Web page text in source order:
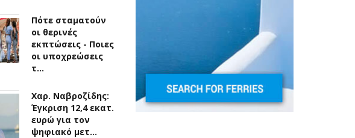
Πότε σταματούν
οι θερινές
εκπτώσεις - Ποιες
οι υποχρεώσεις
τ…
Χαρ. Ναβροζίδης:
Έγκριση 12,4 εκατ.
ευρώ για τον
ψηφιακό μετ…